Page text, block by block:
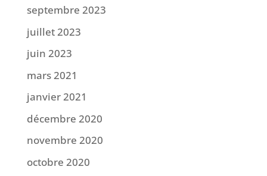
septembre 2023
juillet 2023
juin 2023
mars 2021
janvier 2021
décembre 2020
novembre 2020
octobre 2020